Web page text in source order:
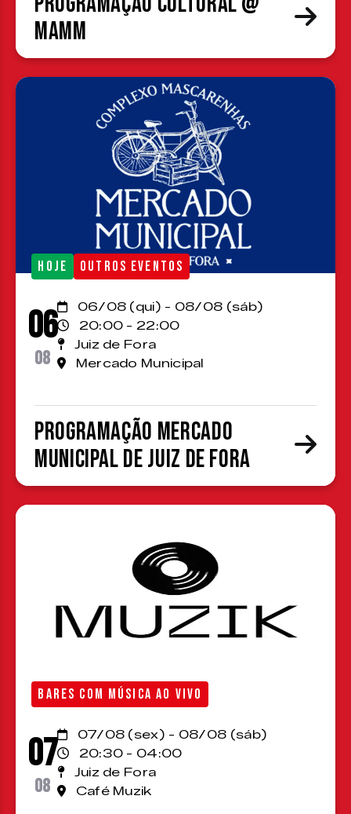
MAMM
HOJE OUTROS EVENTOS
06
08
06/08 (qui) - 08/08 (sáb)
20:00 - 22:00
Juiz de Fora
Mercado Municipal
Programação Mercado
Municipal de Juiz de Fora
BARES COM MÚSICA AO VIVO
07
08
07/08 (sex) - 08/08 (sáb)
20:30 - 04:00
Juiz de Fora
Café Muzik